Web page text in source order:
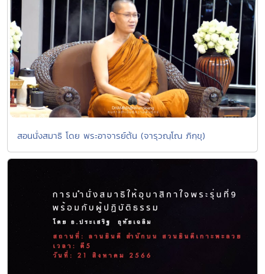
สอนนั่งสมาธิ โดย พระอาจารย์ต้น (จารุวณฺโณ ภิกฺขุ)